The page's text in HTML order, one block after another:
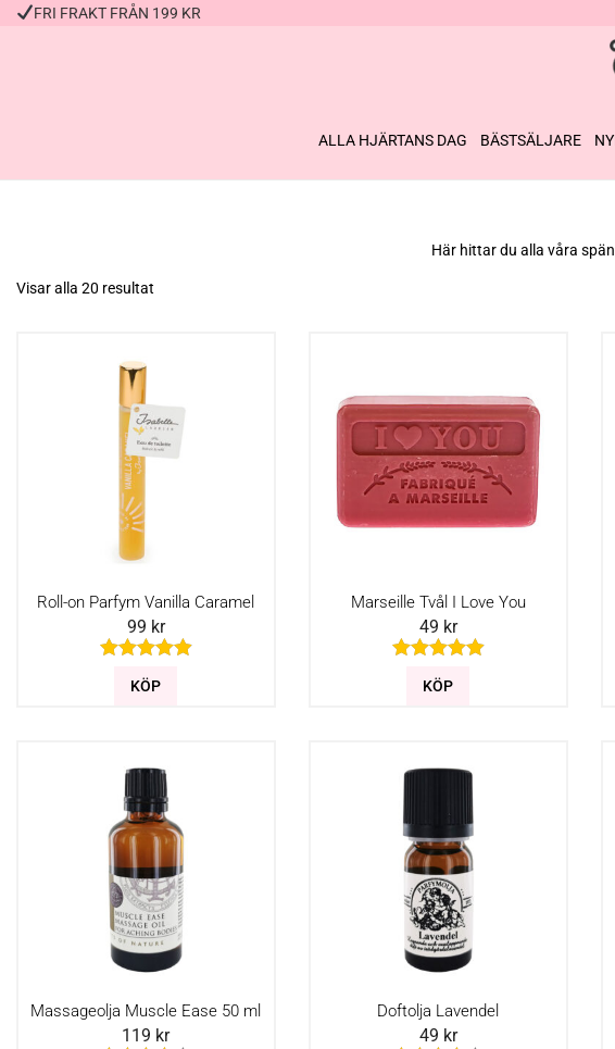
FRI FRAKT FRÅN 199 KR
ALLA HJÄRTANS DAG BÄSTSÄLJARE
Här hittar du alla våra
Visar alla 20 resultat
Roll-on Parfym Vanilla Caramel
99 kr
KÖP
Marseille Tvål I Love You
49 kr
KÖP
Massageolja Muscle Ease 50 ml
119 kr
Doftolja Lavendel
49 kr